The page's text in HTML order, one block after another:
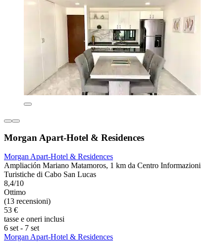
Morgan Apart-Hotel & Residences
Morgan Apart-Hotel & Residences
Ampliación Mariano Matamoros, 1 km da Centro Informazioni
Turistiche di Cabo San Lucas
8,4/10
Ottimo
(13 recensioni)
53 €
tasse e oneri inclusi
6 set - 7 set
Morgan Apart-Hotel & Residences